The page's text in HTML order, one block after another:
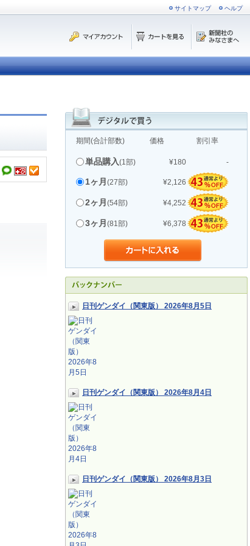
サイトマップ ヘルプ
期間(合計部数) 価格 割引率
単品購入(1部) ¥180 -
1ヶ月 (27部) ¥2,126
2ヶ月 (54部) ¥4,252
3ヶ月 (81部) ¥6,378
日刊ゲンダイ（関東版） 2026年8月5日
日刊ゲンダイ（関東版） 2026年8月4日
日刊ゲンダイ（関東版） 2026年8月3日